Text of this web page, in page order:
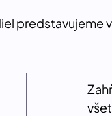
predstavujeme